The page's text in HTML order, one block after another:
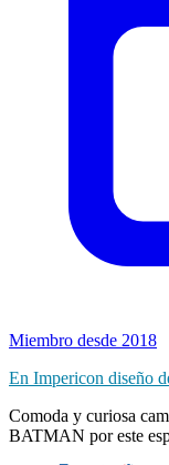
Miembro desde 2018
En Impericon diseño
Comoda y curiosa
BATMAN por este